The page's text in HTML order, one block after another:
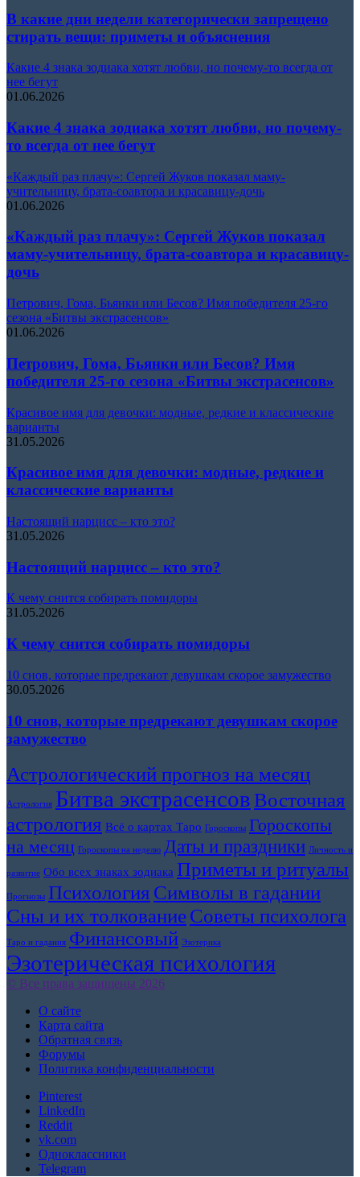
В какие дни недели категорически запрещено
стирать вещи: приметы и объяснения
Какие 4 знака зодиака хотят любви, но почему-то всегда от
нее бегут
01.06.2026
Какие 4 знака зодиака хотят любви, но почему-
то всегда от нее бегут
«Каждый раз плачу»: Сергей Жуков показал маму-
учительницу, брата-соавтора и красавицу-дочь
01.06.2026
«Каждый раз плачу»: Сергей Жуков показал
маму-учительницу, брата-соавтора и красавицу-
дочь
Петрович, Гома, Бьянки или Бесов? Имя победителя 25-го
сезона «Битвы экстрасенсов»
01.06.2026
Петрович, Гома, Бьянки или Бесов? Имя
победителя 25-го сезона «Битвы экстрасенсов»
Красивое имя для девочки: модные, редкие и классические
варианты
31.05.2026
Красивое имя для девочки: модные, редкие и
классические варианты
Настоящий нарцисс – кто это?
31.05.2026
Настоящий нарцисс – кто это?
К чему снится собирать помидоры
31.05.2026
К чему снится собирать помидоры
10 снов, которые предрекают девушкам скорое замужество
30.05.2026
10 снов, которые предрекают девушкам скорое
замужество
Астрологический прогноз на месяц
Астрология Битва экстрасенсовВосточная
астрология Всё о картах Таро Гороскопы Гороскопы
на месяц Гороскопы на неделю Даты и праздники Личность и
развитие Обо всех знаках зодиака Приметы и ритуалы
Прогнозы Психология Символы в гадании
Сны и их толкованиеСоветы психолога
Таро и гадания Финансовый Эзотерика
Эзотерическая психология
© Все права защищены 2026
О сайте
Карта сайта
Обратная связь
Форумы
Политика конфиденциальности
Pinterest
LinkedIn
Reddit
vk.com
Одноклассники
Telegram